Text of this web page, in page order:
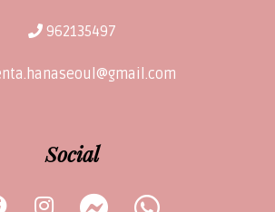
962135497
Social